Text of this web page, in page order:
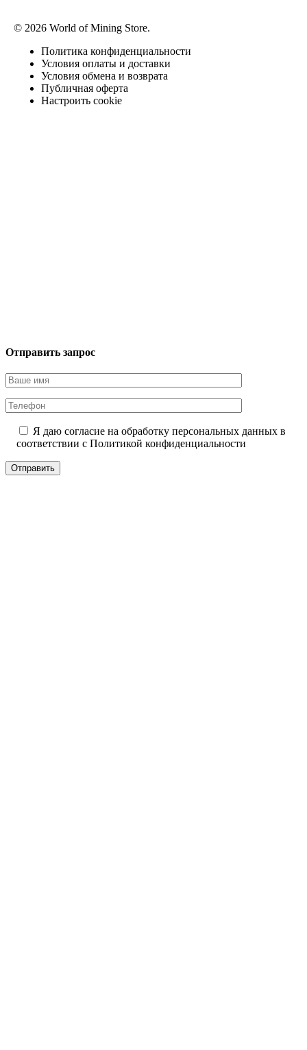
© 2026 World of Mining Store.
Политика конфиденциальности
Условия оплаты и доставки
Условия обмена и возврата
Публичная оферта
Настроить cookie
Отправить запрос
Я даю согласие на обработку персональных данных в
соответствии с Политикой конфиденциальности